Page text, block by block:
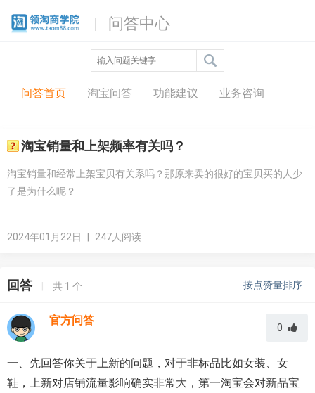
问答中心
问答首页 淘宝问答 功能建议 业务咨询
淘宝销量和上架频率有关吗？
淘宝销量和经常上架宝贝有关系吗？那原来卖的很好的宝贝买的人少
了是为什么呢？
2024年01月22日 247人阅读
回答 | 共 1 个 按点赞量排序
官方问答
0
一、先回答你关于上新的问题，对于非标品比如女装、女
鞋，上新对店铺流量影响确实非常大，第一淘宝会对新品宝